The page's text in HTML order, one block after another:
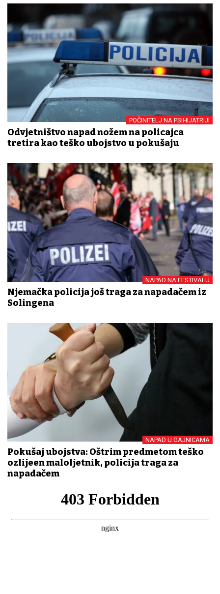
POČINITELJ NA PSIHIJATRIJI
Odvjetništvo napad nožem na policajca
tretira kao teško ubojstvo u pokušaju
NAPAD NA FESTIVALU
Njemačka policija još traga za napadačem iz
Solingena
NAPAD U GAJNICAMA
Pokušaj ubojstva: Oštrim predmetom teško
ozlijeđen maloljetnik, policija traga za
napadačem